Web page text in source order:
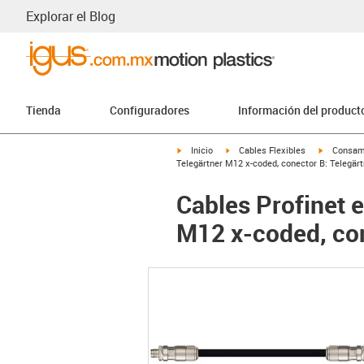
Explorar el Blog
Tienda Configuradores Información del
igus-icon-arrow-right
Inicio igus-icon-arrow-right
Cables Flexibles igus-
Telegärtner M12 x-coded, conector B:
Cables Profinet
M12 x-coded,